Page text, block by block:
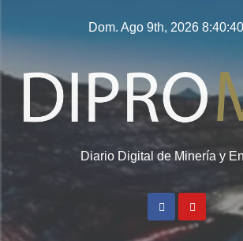
Dom. Ago 9th, 2026
Diario Digital de Minería y